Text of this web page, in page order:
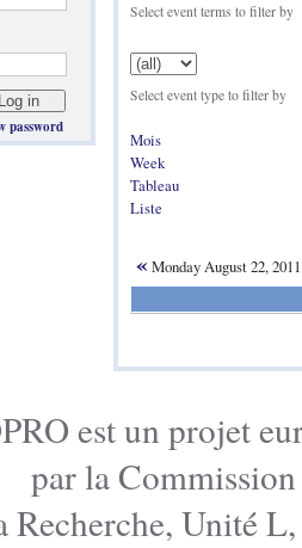
password
Select event terms to filter by
Select event type to filter by
Mois
Week
Tableau
Liste
« Monday August 22,
est un projet
par la
Recherche, Unité